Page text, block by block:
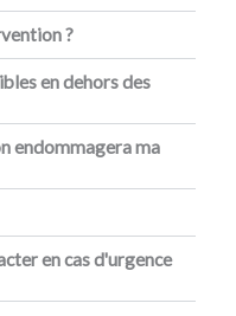
?
en dehors des
endommagera ma
en cas d'urgence